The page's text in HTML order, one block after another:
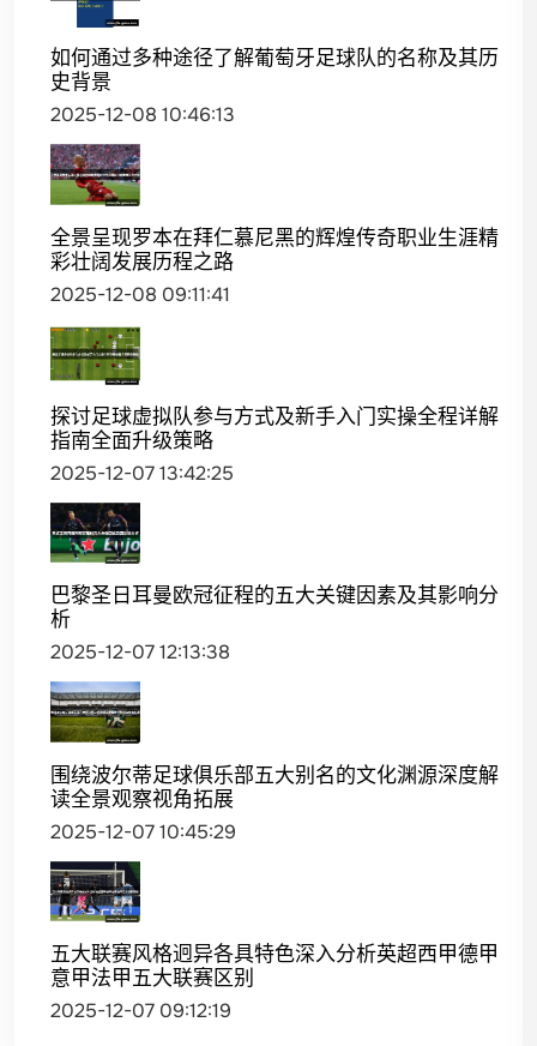
如何通过多种途径了解葡萄牙足球队的名称及其历
史背景
2025-12-08 10:46:13
全景呈现罗本在拜仁慕尼黑的辉煌传奇职业生涯精
彩壮阔发展历程之路
2025-12-08 09:11:41
探讨足球虚拟队参与方式及新手入门实操全程详解
指南全面升级策略
2025-12-07 13:42:25
巴黎圣日耳曼欧冠征程的五大关键因素及其影响分
析
2025-12-07 12:13:38
围绕波尔蒂足球俱乐部五大别名的文化渊源深度解
读全景观察视角拓展
2025-12-07 10:45:29
五大联赛风格迥异各具特色深入分析英超西甲德甲
意甲法甲五大联赛区别
2025-12-07 09:12:19